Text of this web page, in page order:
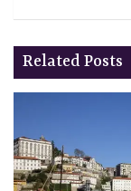
Related Posts